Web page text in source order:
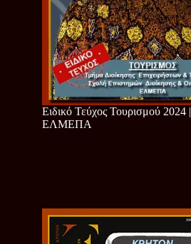
Ειδικό Τεύχος Τουρισμού 2024 |
ΕΛΜΕΠΑ